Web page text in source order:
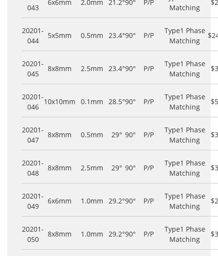
043
6x6mm 2.0mm 21.2°90° P/P
Matching
20201-
044
5x5mm 0.5mm 23.4°90° P/P
Type1 Phase
Matching
20201-
045
8x8mm 2.5mm 23.4°90° P/P
Type1 Phase
Matching
20201-
046
10x10mm 0.1mm 28.5°90° P/P
Type1 Phase
Matching
20201-
047
8x8mm 0.5mm 29° 90° P/P
Type1 Phase
Matching
20201-
048
8x8mm 2.5mm 29° 90° P/P
Type1 Phase
Matching
20201-
049
6x6mm 1.0mm 29.2°90° P/P
Type1 Phase
Matching
20201-
050
8x8mm 1.0mm 29.2°90° P/P
Type1 Phase
Matching